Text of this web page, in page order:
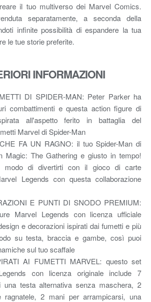
il tuo multiverso dei Marvel Comics.
separatamente, a seconda della
infinite possibilità di espandere la tua
le tue storie preferite.
INFORMAZIONI
DI SPIDER-MAN: Peter Parker ha
combattimenti e questa action figure di
all'aspetto ferito in battaglia del
Marvel di Spider-Man
FA UN RAGNO: il tuo Spider-Man di
Magic: The Gathering e giusto in tempo!
modo di divertirti con il gioco di carte
Legends con questa collaborazione
E PUNTI DI SNODO PREMIUM:
Marvel Legends con licenza ufficiale
e decorazioni ispirati dai fumetti e più
su testa, braccia e gambe, così puoi
sul tuo scaffale
AI FUMETTI MARVEL: questo set
con licenza originale include 7
testa alternativa senza maschera, 2
ragnatele, 2 mani per arrampicarsi, una